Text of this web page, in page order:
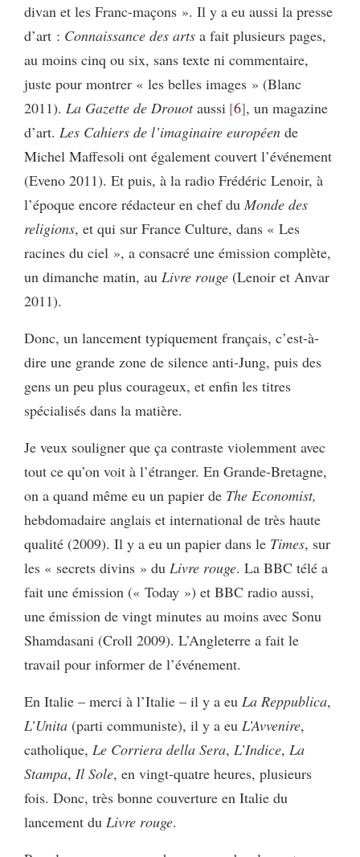
divan et les Franc-maçons ». Il y a eu aussi la presse
d’art : Connaissance des arts a fait plusieurs pages,
au moins cinq ou six, sans texte ni commentaire,
juste pour montrer « les belles images » (Blanc
2011). La Gazette de Drouotaussi 6 , un magazine
d’art. Les Cahiers de l’imaginaire européen de
Michel Maffesoli ont également couvert l’événement
(Eveno 2011). Et puis, à la radio Frédéric Lenoir, à
l’époque encore rédacteur en chef du Monde des
religions, et qui sur France Culture, dans « Les
racines du ciel », a consacré une émission complète,
un dimanche matin, au Livre rouge (Lenoir et Anvar
2011).
Donc, un lancement typiquement français, c’est-à-
dire une grande zone de silence anti-Jung, puis des
gens un peu plus courageux, et enfin les titres
spécialisés dans la matière.
Je veux souligner que ça contraste violemment avec
tout ce qu’on voit à l’étranger. En Grande-Bretagne,
on a quand même eu un papier de The Economist,
hebdomadaire anglais et international de très haute
qualité (2009). Il y a eu un papier dans le Times, sur
les « secrets divins » du Livre rouge. La BBC télé a
fait une émission (« Today ») et BBC radio aussi,
une émission de vingt minutes au moins avec Sonu
Shamdasani (Croll 2009). L’Angleterre a fait le
travail pour informer de l’événement.
En Italie – merci à l’Italie – il y a eu La Reppublica,
L’Unita (parti communiste), il y a eu L’Avvenire,
catholique, Le Corriera della Sera, L’Indice, La
Stampa, Il Sole, en vingt-quatre heures, plusieurs
fois. Donc, très bonne couverture en Italie du
lancement du Livre rouge.